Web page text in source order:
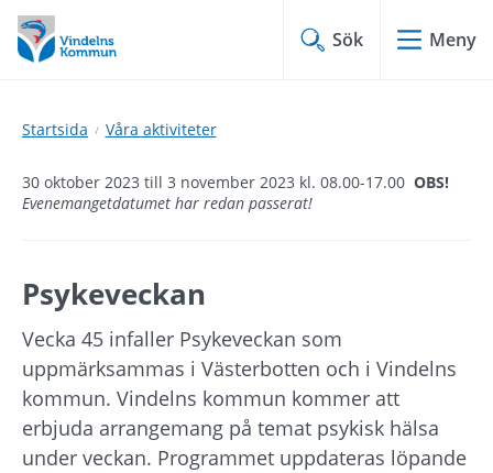
Hoppa
till
innehåll
Hoppa
till
undermeny
Sök Meny
Startsida Våra aktiviteter
30 oktober 2023 till 3 november 2023 kl. 08.00-17.00 OBS!
Evenemangetdatumet har redan passerat!
Psykeveckan
Vecka 45 infaller Psykeveckan som
uppmärksammas i Västerbotten och i Vindelns
kommun. Vindelns kommun kommer att
erbjuda arrangemang på temat psykisk hälsa
under veckan. Programmet uppdateras löpande